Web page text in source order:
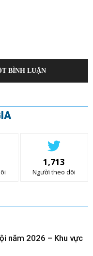
BÌNH LUẬN
1,713
Người theo dõi
năm 2026 – Khu vực